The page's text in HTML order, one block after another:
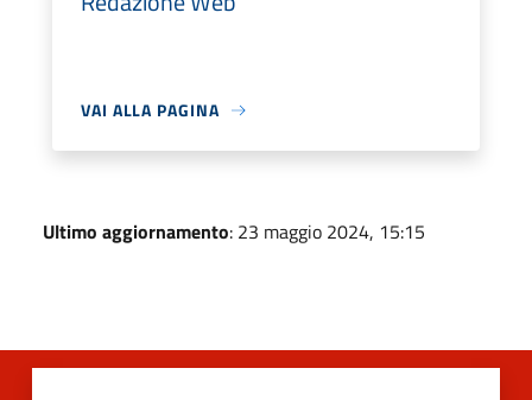
VAI ALLA PAGINA
Ultimo aggiornamento: 23 maggio 2024, 15:15